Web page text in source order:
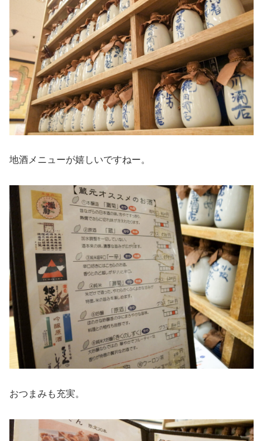
地酒メニューが嬉しいですねー。
おつまみも充実。